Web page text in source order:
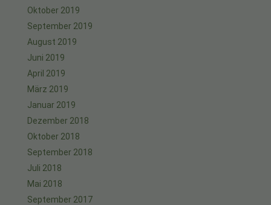
Oktober 2019
September 2019
August 2019
Juni 2019
April 2019
März 2019
Januar 2019
Dezember 2018
Oktober 2018
September 2018
Juli 2018
Mai 2018
September 2017